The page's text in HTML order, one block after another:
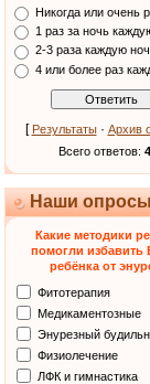
Никогда или очень
1 раз за ночь
2-3 раза каждую
4 или более раз
[ Результаты· Архив
Всего ответов:
Наши
Какие методики
помогли избавить
ребёнка от
Фитотерапия
Медикаментозные
Энурезный
Физиолечение
ЛФК и гимнастика